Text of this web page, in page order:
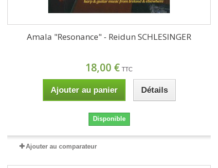
Amala "Resonance" - Reidun SCHLESINGER
18,00 € TTC
Ajouter au panier Détails
Disponible
Ajouter au comparateur